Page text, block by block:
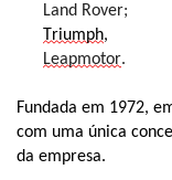
Land Rover;
Triumph,
Leapmotor.
Fundada em 1972,
com uma única
da empresa.